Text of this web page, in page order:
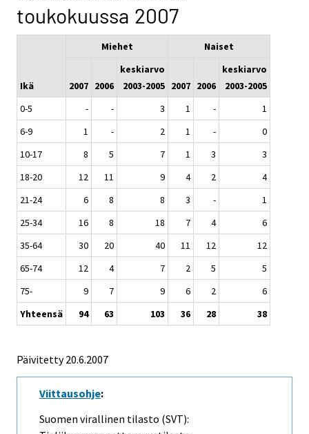
toukokuussa 2007
Ikä
Miehet Naiset
2007 2006
keskiarvo
2003-2005 2007 2006
keskiarvo
2003-2005
0-5
- - 3 1 -
1
6-9
1 - 2 1 -
0
10-17
8 5 7 1 3
3
18-20
12 11 9 4 2
4
21-24
6 8 8 3 -
1
25-34
16 8 18 7 4
6
35-64
30 20 40 11 12
12
65-74
12 4 7 2 5
5
75-
9 7 9 6 2
6
Yhteensä
94 63 103 36 28 38
Päivitetty20.6.2007
Viittausohje:
Suomen virallinen tilasto (SVT):